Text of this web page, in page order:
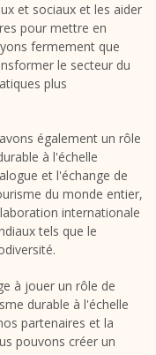
et sociaux et les aider
pour mettre en
fermement que
le secteur du
plus
également un rôle
à l'échelle
et l'échange de
du monde entier,
internationale
tels que le
à jouer un rôle de
durable à l'échelle
partenaires et la
pouvons créer un